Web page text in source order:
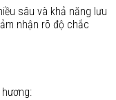
sâu và khả năng lưu
nhận rõ độ chắc